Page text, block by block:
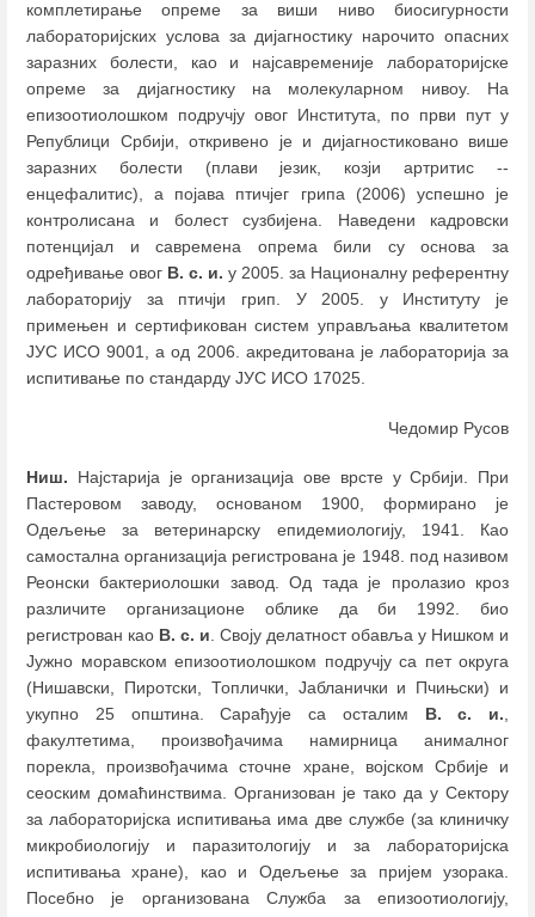
комплетирање опреме за виши ниво биосигурности
лабораторијских услова за дијагностику нарочито опасних
заразних болести, као и најсавременије лабораторијске
опреме за дијагностику на молекуларном нивоу. На
епизоотиолошком подручју овог Института, по први пут у
Републици Србији, откривено је и дијагностиковано више
заразних болести (плави језик, козји артритис --
енцефалитис), а појава птичјег грипа (2006) успешно је
контролисана и болест сузбијена. Наведени кадровски
потенцијал и савремена опрема били су основа за
одређивање овог В. с. и. у 2005. за Националну референтну
лабораторију за птичји грип. У 2005. у Институту је
примењен и сертификован систем управљања квалитетом
ЈУС ИСО 9001, а од 2006. акредитована је лабораторија за
испитивање по стандарду ЈУС ИСО 17025.
Чедомир Русов
Ниш. Најстарија је организација ове врсте у Србији. При
Пастеровом заводу, основаном 1900, формирано је
Одељење за ветеринарску епидемиологију, 1941. Као
самостална организација регистрована је 1948. под називом
Реонски бактериолошки завод. Од тада је пролазио кроз
различите организационе облике да би 1992. био
регистрован као В. с. и . Своју делатност обавља у Нишком и
Јужно моравском епизоотиолошком подручју са пет округа
(Нишавски, Пиротски, Топлички, Јабланички и Пчињски) и
укупно 25 општина. Сарађује са осталим В. с. и.
факултетима, произвођачима намирница анималног
порекла, произвођачима сточне хране, војском Србије и
сеоским домаћинствима. Организован је тако да у Сектору
за лабораторијска испитивања има две службе (за клиничку
микробиологију и паразитологију и за лабораторијска
испитивања хране), као и Одељење за пријем узорака.
Посебно је организована Служба за епизоотиологију,